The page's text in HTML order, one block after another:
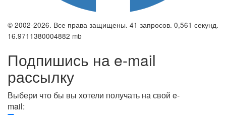
© 2002-2026. Все права защищены. 41 запросов. 0,561 секунд.
16.9711380004882 mb
Подпишись на e-mail
рассылку
Выбери что бы вы хотели получать на свой e-
mail: